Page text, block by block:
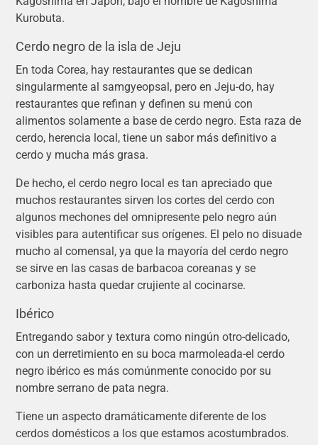
Kurobuta.
Cerdo negro de la isla de Jeju
En toda Corea, hay restaurantes que se dedican
singularmente al samgyeopsal, pero en Jeju-do, hay
restaurantes que refinan y definen su menú con
alimentos solamente a base de cerdo negro. Esta raza de
cerdo, herencia local, tiene un sabor más definitivo a
cerdo y mucha más grasa.
De hecho, el cerdo negro local es tan apreciado que
muchos restaurantes sirven los cortes del cerdo con
algunos mechones del omnipresente pelo negro aún
visibles para autentificar sus orígenes. El pelo no disuade
mucho al comensal, ya que la mayoría del cerdo negro
se sirve en las casas de barbacoa coreanas y se
carboniza hasta quedar crujiente al cocinarse.
Ibérico
Entregando sabor y textura como ningún otro-delicado,
con un derretimiento en su boca marmoleada-el cerdo
negro ibérico es más comúnmente conocido por su
nombre serrano de pata negra.
Tiene un aspecto dramáticamente diferente de los
cerdos domésticos a los que estamos acostumbrados.